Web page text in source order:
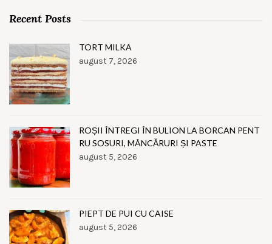
Recent Posts
TORT MILKA
august 7, 2026
ROȘII ÎNTREGI ÎN BULION LA BORCAN PENT
RU SOSURI, MÂNCĂRURI ȘI PASTE
august 5, 2026
PIEPT DE PUI CU CAISE
august 5, 2026